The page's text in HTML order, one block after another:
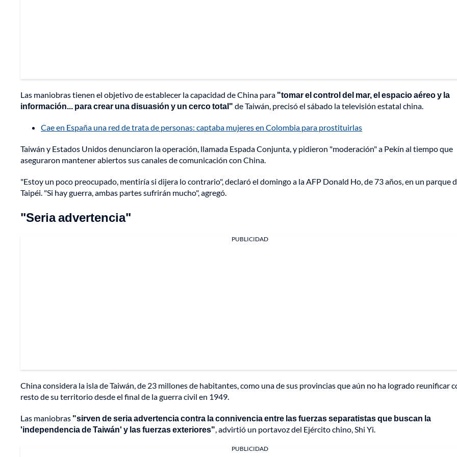
Las maniobras tienen el objetivo de establecer la capacidad de China para "tomar el control del mar, el espacio aéreo y la
información... para crear una disuasión y un cerco total" de Taiwán, precisó el sábado la televisión estatal china.
Cae en España una red de trata de personas: captaba mujeres en Colombia para prostituirlas
Taiwán y Estados Unidos denunciaron la operación, llamada Espada Conjunta, y pidieron "moderación" a Pekín al tiempo que
aseguraron mantener abiertos sus canales de comunicación con China.
"Estoy un poco preocupado, mentiría si dijera lo contrario", declaró el domingo a la AFP Donald Ho, de 73 años, en un parque
Taipéi. "Si hay guerra, ambas partes sufrirán mucho", agregó.
"Seria advertencia"
PUBLICIDAD
China considera la isla de Taiwán, de 23 millones de habitantes, como una de sus provincias que aún no ha logrado reunificar
resto de su territorio desde el final de la guerra civil en 1949.
Las maniobras "sirven de seria advertencia contra la connivencia entre las fuerzas separatistas que buscan la
'independencia de Taiwán' y las fuerzas exteriores", advirtió un portavoz del Ejército chino, Shi Yi.
PUBLICIDAD